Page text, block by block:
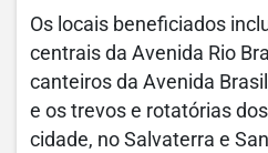
Os locais beneficiados
centrais da Avenida Rio
canteiros da Avenida
e os trevos e rotatórias
cidade, no Salvaterra e